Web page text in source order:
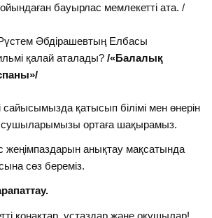
бауырлас мемлекетті ата. /
Әбдірашевтың Елбасы
қалай аталады? /«Балалық
сайысымызда қатысып білімі мен өнерін
ортаға шақырамыз.
жеңімпаздарын анықтау мақсатында
сөз береміз.
қонақтар, ұстаздар және оқушылар!